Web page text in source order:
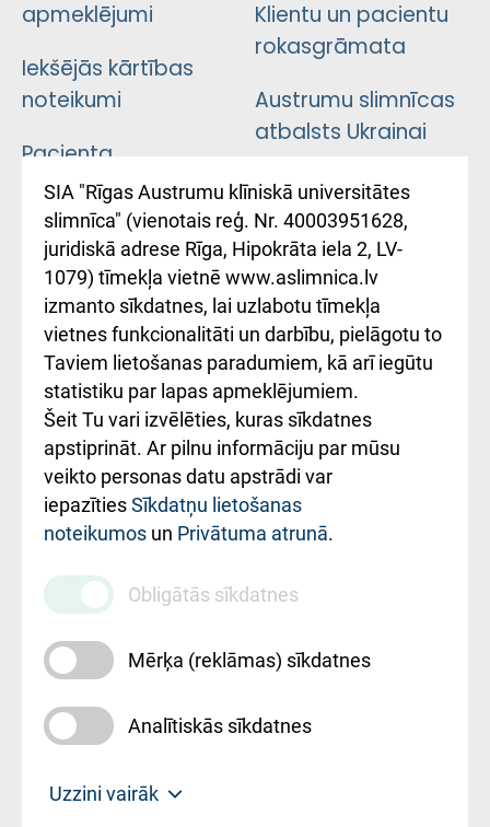
apmeklējumi
Iekšējās kārtības
noteikumi
Pacienta
atsauksmju/sūdzību
iesniegšanas
kārtība
Kā pie mums nokļūt
Rēķinu apmaksas
ceļvedis
Rekvizīti un
ārstniecības
iestādes kods
010000234
Maksas
pakalpojumu
cenrādis
Klientu un pacientu
rokasgrāmata
Austrumu slimnīcas
atbalsts Ukrainai
Підтримка Східної
лікарні та співпраця з
Україною
SIA "Rīgas Austrumu klīniskā universitātes
slimnīca" (vienotais reģ. Nr. 40003951628,
juridiskā adrese Rīga, Hipokrāta iela 2, LV-
1079) tīmekļa vietnē www.aslimnica.lv
izmanto sīkdatnes, lai uzlabotu tīmekļa
vietnes funkcionalitāti un darbību, pielāgotu to
Taviem lietošanas paradumiem, kā arī iegūtu
statistiku par lapas apmeklējumiem.
Šeit Tu vari izvēlēties, kuras sīkdatnes
apstiprināt. Ar pilnu informāciju par mūsu
veikto personas datu apstrādi var
iepazītiesSīkdatņu lietošanas
noteikumos un Privātuma atrunā.
Obligātās sīkdatnes
Mērķa (reklāmas) sīkdatnes
Analītiskās sīkdatnes
Uzzini vairāk